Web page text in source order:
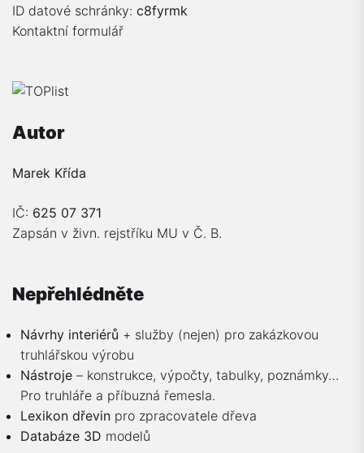
ID datové schránky: c8fyrmk
Kontaktní formulář
Autor
Marek Křída
IČ: 625 07 371
Zapsán v živn. rejstříku MU v Č. B.
Nepřehlédněte
Návrhy interiérů + služby (nejen) pro zakázkovou
truhlářskou výrobu
Nástroje – konstrukce, výpočty, tabulky, poznámky…
Pro truhláře a příbuzná řemesla.
Lexikon dřevin pro zpracovatele dřeva
Databáze 3D modelů